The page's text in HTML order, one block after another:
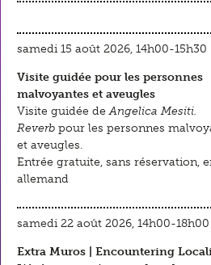
samedi 15 août 2026, 14h00-15h30
Visite guidée pour les personnes
malvoyantes et aveugles
Visite guidée deAngelica Mesiti.
Reverb pour les personnes
et aveugles.
Entrée gratuite, sans réservation,
allemand
samedi 22 août 2026, 14h00-18h00
Extra Muros | Encountering